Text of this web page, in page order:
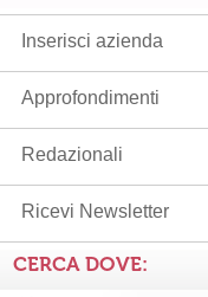
Inserisci azienda
Approfondimenti
Redazionali
Ricevi Newsletter
CERCA DOVE: